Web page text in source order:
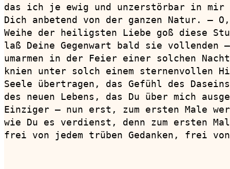
das ich je ewig und unzerstörbar in mir
Dich anbetend von der ganzen Natur. —
Weihe der heiligsten Liebe goß diese
laß Deine Gegenwart bald sie vollenden
umarmen in der Feier einer solchen
knien unter solch einem sternenvollen
Seele übertragen, das Gefühl des
des neuen Lebens, das Du über mich
Einziger — nun erst, zum ersten Male
wie Du es verdienst, denn zum ersten
frei von jedem trüben Gedanken, frei von